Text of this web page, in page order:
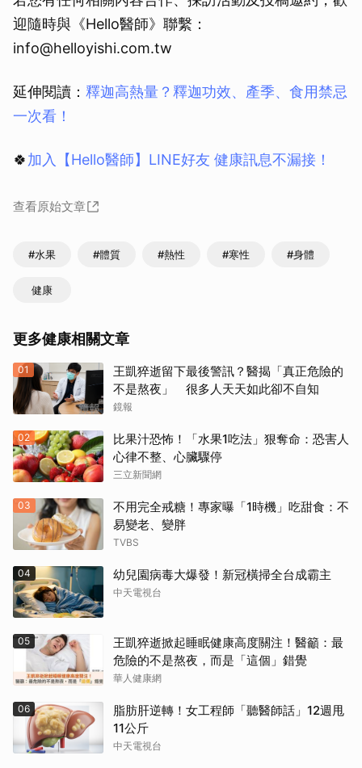
迎隨時與《Hello醫師》聯繫：
info@helloyishi.com.tw
延伸閱讀： 釋迦高熱量？釋迦功效、產季、食用禁忌
一次看！
🍀加入【Hello醫師】LINE好友 健康訊息不漏接！
查看原始文章
#水果 #體質 #熱性 #寒性 #身體
健康
更多健康相關文章
01
王凱猝逝留下最後警訊？醫揭「真正危險的
不是熬夜」 很多人天天如此卻不自知
鏡報
02
比果汁恐怖！「水果1吃法」狠奪命：恐害人
心律不整、心臟驟停
三立新聞網
03
不用完全戒糖！專家曝「1時機」吃甜食：不
易變老、變胖
TVBS
04 幼兒園病毒大爆發！新冠橫掃全台成霸主
中天電視台
05
王凱猝逝掀起睡眠健康高度關注！醫籲：最
危險的不是熬夜，而是「這個」錯覺
華人健康網
06
脂肪肝逆轉！女工程師「聽醫師話」12週甩
11公斤
中天電視台